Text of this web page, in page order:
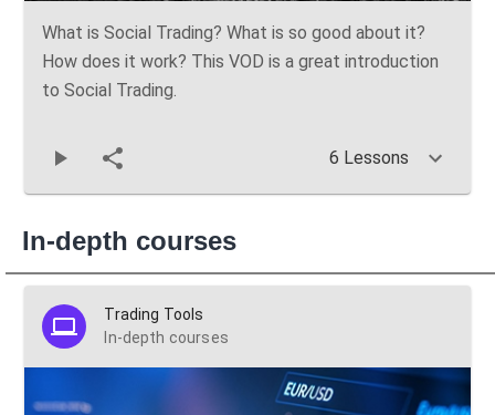
What is Social Trading? What is so good about it?
How does it work? This VOD is a great introduction
to Social Trading.
6 Lessons
In-depth courses
Trading Tools
In-depth courses